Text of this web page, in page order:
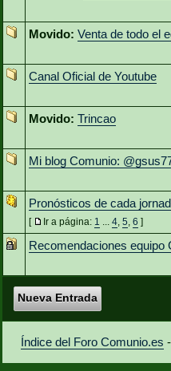
Movido: Venta de todo el
Canal Oficial de Youtube
Movido: Trincao
Mi blog Comunio:
Pronósticos de cada
[ Ir a página: 1 ... 4, 5, 6 ]
Recomendaciones equipo
Nueva Entrada
Índice del Foro Comunio.es